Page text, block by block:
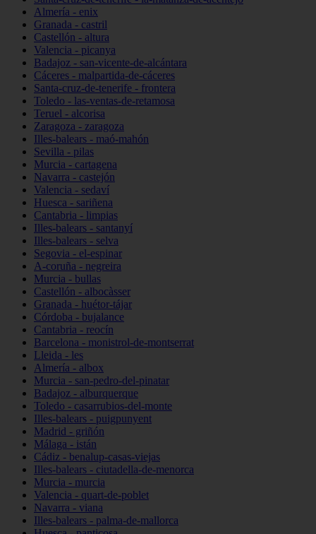
Almería - enix
Granada - castril
Castellón - altura
Valencia - picanya
Badajoz - san-vicente-de-alcántara
Cáceres - malpartida-de-cáceres
Santa-cruz-de-tenerife - frontera
Toledo - las-ventas-de-retamosa
Teruel - alcorisa
Zaragoza - zaragoza
Illes-balears - maó-mahón
Sevilla - pilas
Murcia - cartagena
Navarra - castejón
Valencia - sedaví
Huesca - sariñena
Cantabria - limpias
Illes-balears - santanyí
Illes-balears - selva
Segovia - el-espinar
A-coruña - negreira
Murcia - bullas
Castellón - albocàsser
Granada - huétor-tájar
Córdoba - bujalance
Cantabria - reocín
Barcelona - monistrol-de-montserrat
Lleida - les
Almería - albox
Murcia - san-pedro-del-pinatar
Badajoz - alburquerque
Toledo - casarrubios-del-monte
Illes-balears - puigpunyent
Madrid - griñón
Málaga - istán
Cádiz - benalup-casas-viejas
Illes-balears - ciutadella-de-menorca
Murcia - murcia
Valencia - quart-de-poblet
Navarra - viana
Illes-balears - palma-de-mallorca